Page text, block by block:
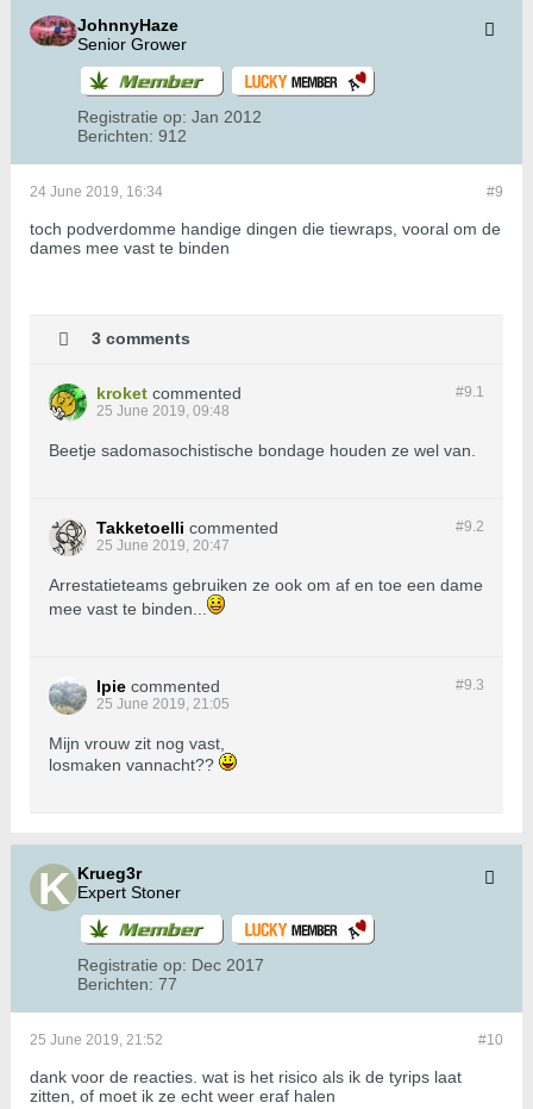
JohnnyHaze
Senior Grower
Registratie op: Jan 2012
Berichten: 912
#9
24 June 2019, 16:34
toch podverdomme handige dingen die tiewraps, vooral om de
dames mee vast te binden
3 comments
#9.1
kroket commented
25 June 2019, 09:48
Beetje sadomasochistische bondage houden ze wel van.
#9.2
Takketoelli commented
25 June 2019, 20:47
Arrestatieteams gebruiken ze ook om af en toe een dame
mee vast te binden...
#9.3
Ipie commented
25 June 2019, 21:05
Mijn vrouw zit nog vast,
losmaken vannacht??
Krueg3r
Expert Stoner
Registratie op: Dec 2017
Berichten: 77
#10
25 June 2019, 21:52
dank voor de reacties. wat is het risico als ik de tyrips laat
zitten, of moet ik ze echt weer eraf halen